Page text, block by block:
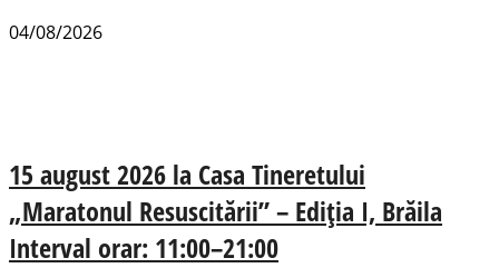
04/08/2026
15 august 2026 la Casa Tineretului
„Maratonul Resuscitării” – Ediția I, Brăila
Interval orar: 11:00–21:00